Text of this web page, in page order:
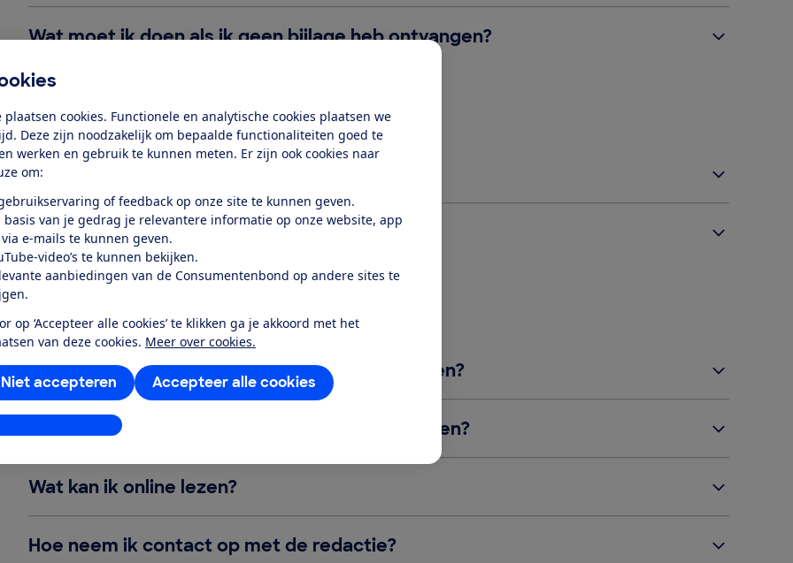
plaatsen cookies. Functionele en analytische cookies plaatsen we
Deze zijn noodzakelijk om bepaalde functionaliteiten goed te
werken en gebruik te kunnen meten. Er zijn ook cookies naar
om:
of feedback op onze site te kunnen geven.
basis van je gedrag je relevantere informatie op onze website, app
e-mails te kunnen geven.
video’s te kunnen bekijken.
aanbiedingen van de Consumentenbond op andere sites te
op ‘Accepteer alle cookies’ te klikken ga je akkoord met het
van deze cookies. Meer over cookies.
Accepteer alle cookies
Niet accepteren
aanpassen
Wat moet ik doen als ik geen bijlage heb ontvangen?
Retouren
Hoe kan ik mijn bestelling retour sturen?
Hoe werkt de bedenktijd bij een aankoop?
Lezen en contact
Wat zijn de tarieven van de losse abonnementen?
Wat zijn de verschijningsdata van de tijdschriften?
Wat kan ik online lezen?
Hoe neem ik contact op met de redactie?